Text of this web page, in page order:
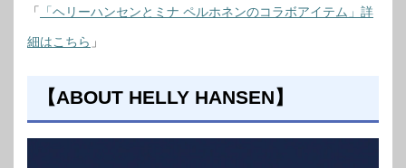
「 「ヘリーハンセンとミナ ペルホネンのコラボアイテム」詳
細はこちら 」
【ABOUT HELLY HANSEN】